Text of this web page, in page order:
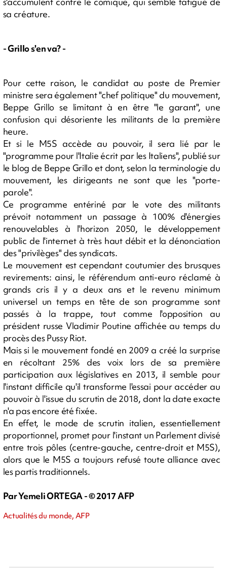
sa créature.
- Grillo s'en va? -
Pour cette raison, le candidat au poste de Premier
ministre sera également "chef politique" du mouvement,
Beppe Grillo se limitant à en être "le garant", une
confusion qui désoriente les militants de la première
heure.
Et si le M5S accède au pouvoir, il sera lié par le
"programme pour l'Italie écrit par les Italiens", publié sur
le blog de Beppe Grillo et dont, selon la terminologie du
mouvement, les dirigeants ne sont que les "porte-
parole".
Ce programme entériné par le vote des militants
prévoit notamment un passage à 100% d'énergies
renouvelables à l'horizon 2050, le développement
public de l'internet à très haut débit et la dénonciation
des "privilèges" des syndicats.
Le mouvement est cependant coutumier des brusques
revirements: ainsi, le référendum anti-euro réclamé à
grands cris il y a deux ans et le revenu minimum
universel un temps en tête de son programme sont
passés à la trappe, tout comme l'opposition au
président russe Vladimir Poutine affichée au temps du
procès des Pussy Riot.
Mais si le mouvement fondé en 2009 a créé la surprise
en récoltant 25% des voix lors de sa première
participation aux législatives en 2013, il semble pour
l'instant difficile qu'il transforme l'essai pour accéder au
pouvoir à l'issue du scrutin de 2018, dont la date exacte
n'a pas encore été fixée.
En effet, le mode de scrutin italien, essentiellement
proportionnel, promet pour l'instant un Parlement divisé
entre trois pôles (centre-gauche, centre-droit et M5S),
alors que le M5S a toujours refusé toute alliance avec
les partis traditionnels.
Par Yemeli ORTEGA - © 2017 AFP
Actualités du monde, AFP